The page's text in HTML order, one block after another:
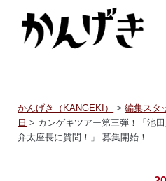
かんげき（KANGEKI） >編集スタ
日 > カンゲキツアー第三弾！「池
弁太座長に質問！」 募集開始！